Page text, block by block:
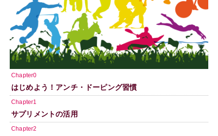
Chapter0
はじめよう！アンチ・ドーピング習慣
Chapter1
サプリメントの活用
Chapter2